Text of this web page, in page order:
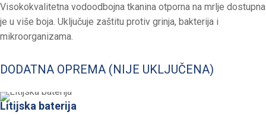
Visokokvalitetna vodoodbojna tkanina otporna na mrlje dostupna
je u više boja. Uključuje zaštitu protiv grinja, bakterija i
mikroorganizama.
DODATNA OPREMA (NIJE UKLJUČENA)
Litijska baterija